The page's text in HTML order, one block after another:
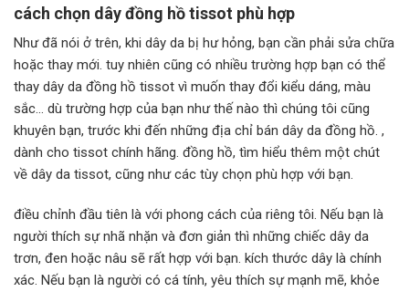
cách chọn dây đồng hồ tissot phù hợp
Như đã nói ở trên, khi dây da bị hư hỏng, bạn cần phải sửa chữa
hoặc thay mới. tuy nhiên cũng có nhiều trường hợp bạn có thể
thay dây da đồng hồ tissot vì muốn thay đổi kiểu dáng, màu
sắc… dù trường hợp của bạn như thế nào thì chúng tôi cũng
khuyên bạn, trước khi đến những địa chỉ bán dây da đồng hồ. ,
dành cho tissot chính hãng. đồng hồ, tìm hiểu thêm một chút
về dây da tissot, cũng như các tùy chọn phù hợp với bạn.
điều chỉnh đầu tiên là với phong cách của riêng tôi. Nếu bạn là
người thích sự nhã nhặn và đơn giản thì những chiếc dây da
trơn, đen hoặc nâu sẽ rất hợp với bạn. kích thước dây là chính
xác. Nếu bạn là người có cá tính, yêu thích sự mạnh mẽ, khỏe